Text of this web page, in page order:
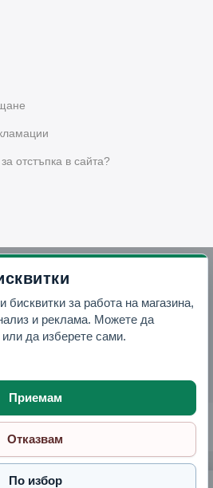
"Букет"
отстъпка в сайта?
All rights reserved.
бисквитки за работа на магазина,
и реклама. Можете да
да изберете сами.
Приемам
Отказвам
По избор